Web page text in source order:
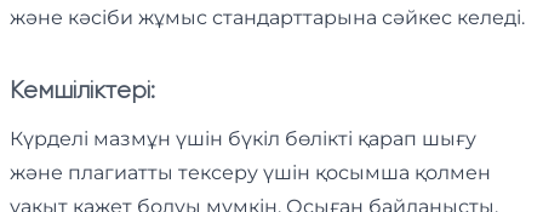
және кәсіби жұмыс стандарттарына сәйкес келеді.
Кемшіліктері:
Күрделі мазмұн үшін бүкіл бөлікті қарап шығу
және плагиатты тексеру үшін қосымша қолмен
уақыт қажет болуы мүмкін. Осыған байланысты,